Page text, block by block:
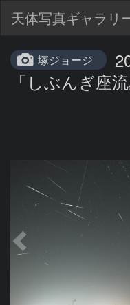
天体写真ギャラリ
塚ジョージ
「しぶんぎ座流